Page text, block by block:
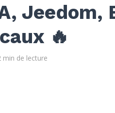
Jeedom,
🔥
min de lecture